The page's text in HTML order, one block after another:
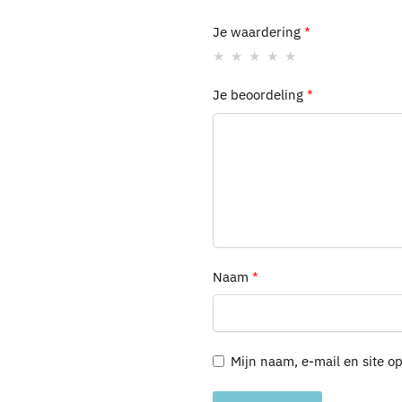
Je waardering *
Je beoordeling *
Naam *
Mijn naam, e-mail en site